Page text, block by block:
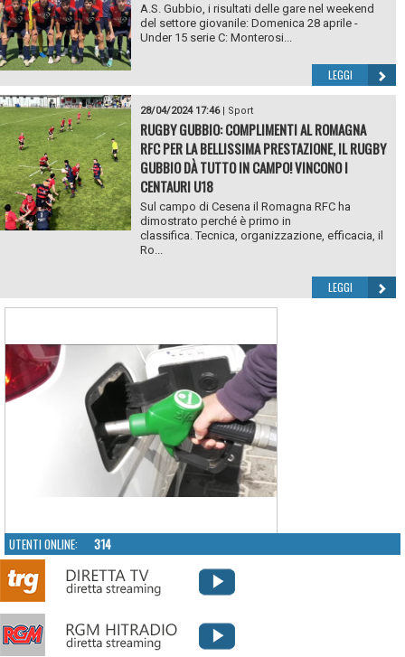
A.S. Gubbio, i risultati delle gare nel weekend
del settore giovanile: Domenica 28 aprile -
Under 15 serie C: Monterosi...
LEGGI
28/04/2024 17:46| Sport
RUGBY GUBBIO: COMPLIMENTI AL ROMAGNA
RFC PER LA BELLISSIMA PRESTAZIONE, IL RUGBY
GUBBIO DÀ TUTTO IN CAMPO! VINCONO I
CENTAURI U18
Sul campo di Cesena il Romagna RFC ha
dimostrato perché è primo in
classifica. Tecnica, organizzazione, efficacia, il
Ro...
LEGGI
UTENTI ONLINE: 314